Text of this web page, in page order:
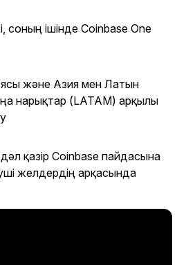
соның ішінде Coinbase One
және Азия мен Латын
нарықтар (LATAM) арқылы
қазір Coinbase пайдасына
желдердің арқасында